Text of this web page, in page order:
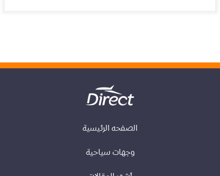
الصفحه الرئيسية
وجهات سياحية